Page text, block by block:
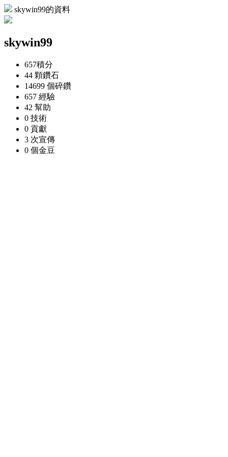
skywin99的資料
skywin99
657積分
44 顆鑽石
14699 個碎鑽
657 經驗
42 幫助
0 技術
0 貢獻
3 次宣傳
0 個金豆